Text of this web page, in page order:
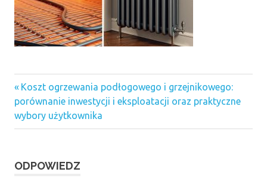
Nawigacja
wpisu
Previous
Post:
Koszt ogrzewania podłogowego i grzejnikowego:
porównanie inwestycji i eksploatacji oraz praktyczne
wybory użytkownika
ODPOWIEDZ